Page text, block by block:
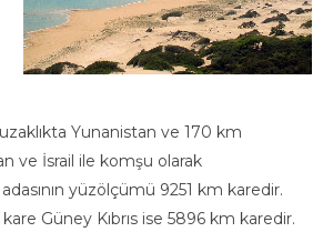
Yunanistan ve 170 km
ve İsrail ile komşu olarak
yüzölçümü 9251 km karedir.
kare Güney Kıbrıs ise 5896 km karedir.